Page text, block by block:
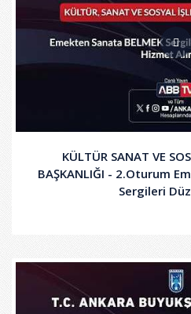
KÜLTÜR SANAT VE
BAŞKANLIĞI - 2.Oturum
Sergileri